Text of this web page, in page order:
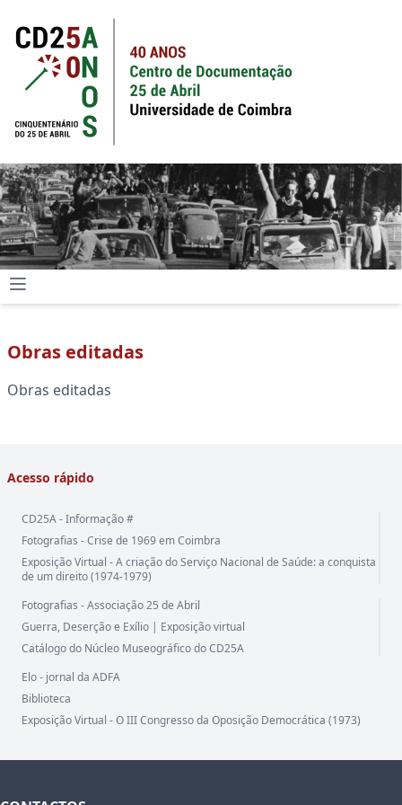
Obras editadas
Obras editadas
Acesso rápido
CD25A - Informação #
Fotografias - Crise de 1969 em Coimbra
Exposição Virtual - A criação do Serviço Nacional de Saúde: a conquista
de um direito (1974-1979)
Fotografias - Associação 25 de Abril
Guerra, Deserção e Exílio | Exposição virtual
Catálogo do Núcleo Museográfico do CD25A
Elo - jornal da ADFA
Biblioteca
Exposição Virtual - O III Congresso da Oposição Democrática (1973)